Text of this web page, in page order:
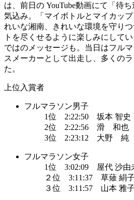
は、前日の YouTube動画にて「待
気込み。「マイボトルとマイカッ
れいな湘南、きれいな環境を守り
トを尽くせるように楽しみにして
ではのメッセージも。当日はフル
スメーカーとして出走し、多くの
た。
上位入賞者
フルマラソン男子
1位 2:22:50 坂本 智史
2位 2:22:56 滑 和也
3位 2:23:12 大野 純
フルマラソン女子
1位 3:02:09 屋代 沙由
２位 3:11:37 草薙 絹子
３位 3:11:57 山本 雅子